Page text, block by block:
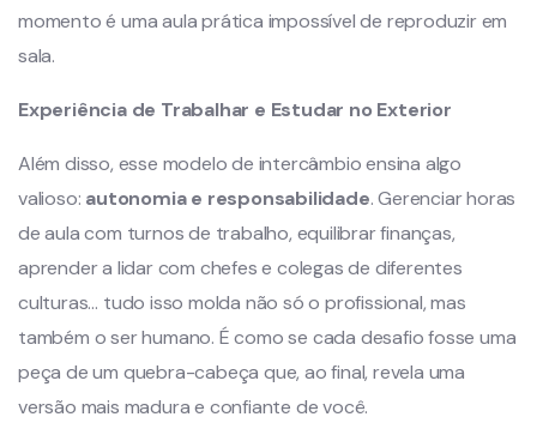
momento é uma aula prática impossível de reproduzir em
sala.
Experiência de Trabalhar e Estudar no Exterior
Além disso, esse modelo de intercâmbio ensina algo
valioso: autonomia e responsabilidade. Gerenciar horas
de aula com turnos de trabalho, equilibrar finanças,
aprender a lidar com chefes e colegas de diferentes
culturas… tudo isso molda não só o profissional, mas
também o ser humano. É como se cada desafio fosse uma
peça de um quebra-cabeça que, ao final, revela uma
versão mais madura e confiante de você.